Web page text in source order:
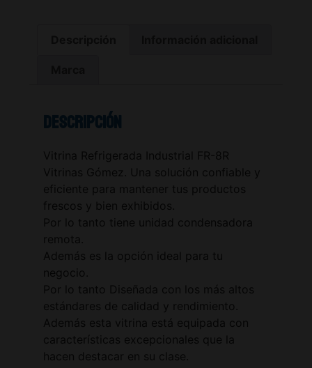
Descripción
Vitrina Refrigerada Industrial FR-8R
Vitrinas Gómez. Una solución confiable y
eficiente para mantener tus productos
frescos y bien exhibidos.
Por lo tanto tiene unidad condensadora
remota.
Además es la opción ideal para tu
negocio.
Por lo tanto Diseñada con los más altos
estándares de calidad y rendimiento.
Además esta vitrina está equipada con
características excepcionales que la
hacen destacar en su clase.